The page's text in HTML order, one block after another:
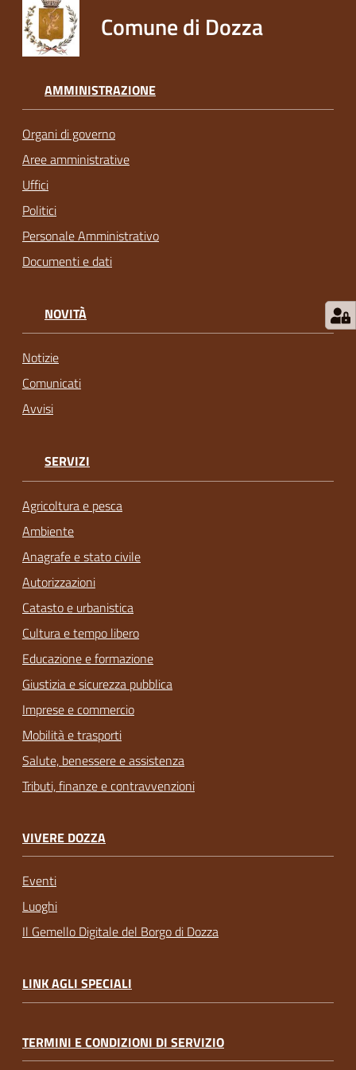
Comune di Dozza
AMMINISTRAZIONE
Organi di governo
Aree amministrative
Uffici
Politici
Personale Amministrativo
Documenti e dati
NOVITÀ
Notizie
Comunicati
Avvisi
SERVIZI
Agricoltura e pesca
Ambiente
Anagrafe e stato civile
Autorizzazioni
Catasto e urbanistica
Cultura e tempo libero
Educazione e formazione
Giustizia e sicurezza pubblica
Imprese e commercio
Mobilità e trasporti
Salute, benessere e assistenza
Tributi, finanze e contravvenzioni
VIVERE DOZZA
Eventi
Luoghi
Il Gemello Digitale del Borgo di Dozza
LINK AGLI SPECIALI
TERMINI E CONDIZIONI DI SERVIZIO